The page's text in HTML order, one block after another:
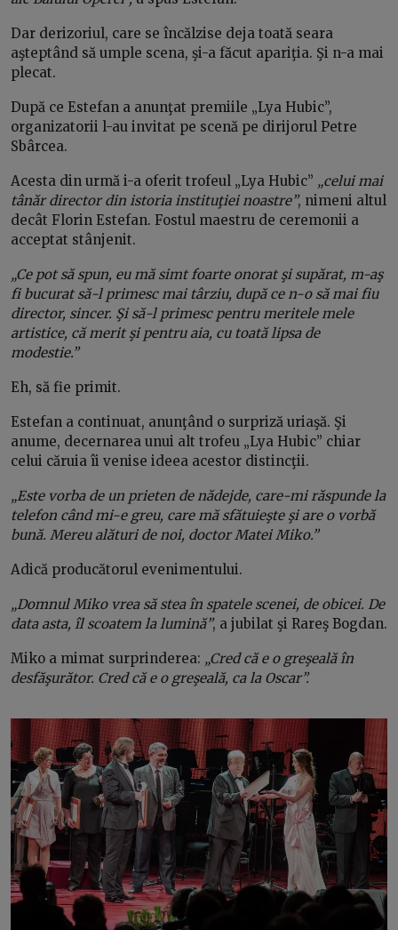
Dar derizoriul, care se încălzise deja toată seara
aşteptând să umple scena, şi-a făcut apariţia. Şi n-a mai
plecat.
După ce Estefan a anunţat premiile „Lya Hubic”,
organizatorii l-au invitat pe scenă pe dirijorul Petre
Sbârcea.
Acesta din urmă i-a oferit trofeul „Lya Hubic” „celui mai
tânăr director din istoria instituţiei noastre”, nimeni altul
decât Florin Estefan. Fostul maestru de ceremonii a
acceptat stânjenit.
„Ce pot să spun, eu mă simt foarte onorat şi supărat, m-aş
fi bucurat să-l primesc mai târziu, după ce n-o să mai fiu
director, sincer. Şi să-l primesc pentru meritele mele
artistice, că merit şi pentru aia, cu toată lipsa de
modestie.”
Eh, să fie primit.
Estefan a continuat, anunţând o surpriză uriaşă. Şi
anume, decernarea unui alt trofeu „Lya Hubic” chiar
celui căruia îi venise ideea acestor distincţii.
„Este vorba de un prieten de nădejde, care-mi răspunde la
telefon când mi-e greu, care mă sfătuieşte şi are o vorbă
bună. Mereu alături de noi, doctor Matei Miko.”
Adică producătorul evenimentului.
„Domnul Miko vrea să stea în spatele scenei, de obicei. De
data asta, îl scoatem la lumină”, a jubilat şi Rareş Bogdan.
Miko a mimat surprinderea: „Cred că e o greşeală în
desfăşurător. Cred că e o greşeală, ca la Oscar”.